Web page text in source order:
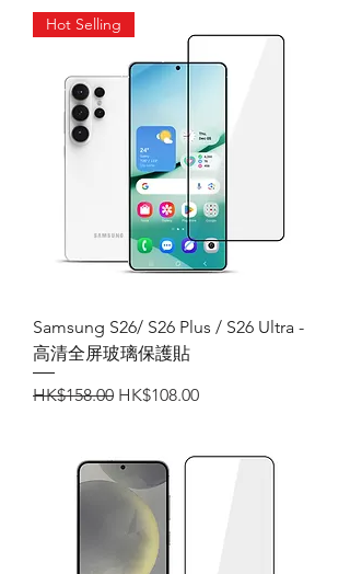
Hot Selling
Samsung S26/ S26 Plus / S26 Ultra -
高清全屏玻璃保護貼
一般價格
HK$158.00 促銷價格
HK$108.00